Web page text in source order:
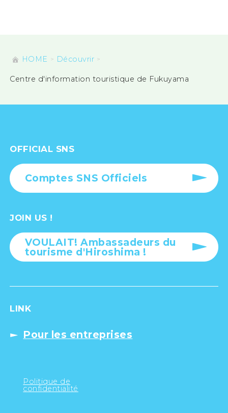
HOME Découvrir
Centre d'information touristique de Fukuyama
OFFICIAL SNS
Comptes SNS Officiels
JOIN US !
VOULAIT! Ambassadeurs du
tourisme d'Hiroshima !
LINK
Pour les entreprises
Politique de
confidentialité